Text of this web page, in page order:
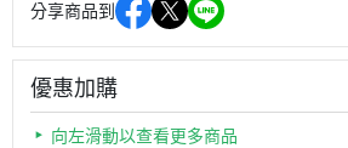
分享商品到
優惠加購
向左滑動以查看更多商品